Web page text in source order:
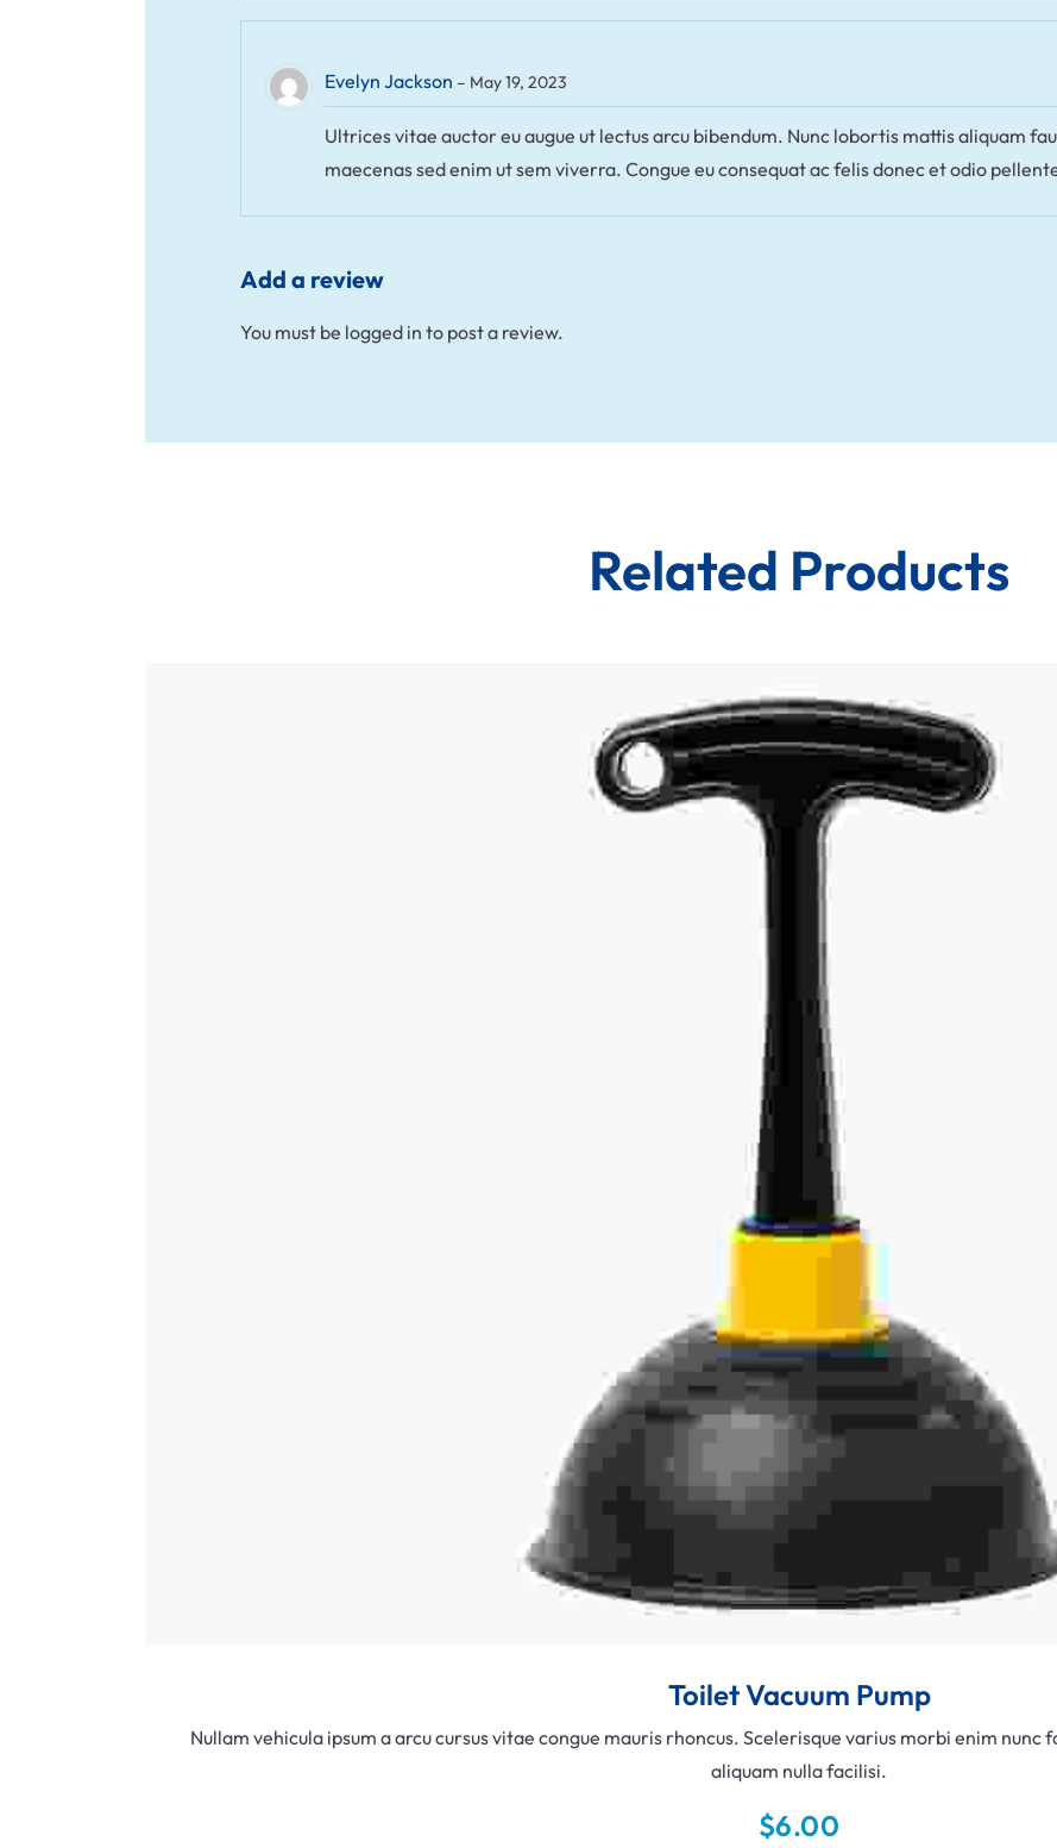
Evelyn Jackson – May 19, 2023
Ultrices vitae auctor eu augue ut lectus arcu bibendum. Nunc lobortis mattis aliquam
maecenas sed enim ut sem viverra. Congue eu consequat ac felis donec et odio
Add a review
You must be logged in to post a review.
Related Products
Add To Cart
Toilet Vacuum Pump
Nullam vehicula ipsum a arcu cursus vitae congue mauris rhoncus. Scelerisque varius morbi enim
aliquam nulla facilisi.
$6.00